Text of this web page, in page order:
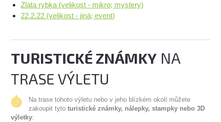
Zlata rybka (velikost - mikro; mystery)
22.2.22 (velikost - jiná; event)
TURISTICKÉ ZNÁMKY NA
TRASE VÝLETU
Na trase tohoto výletu nebo v jeho blízkém okolí můžete
zakoupit tytoturistické známky, nálepky, stampky nebo 3D
výletky: